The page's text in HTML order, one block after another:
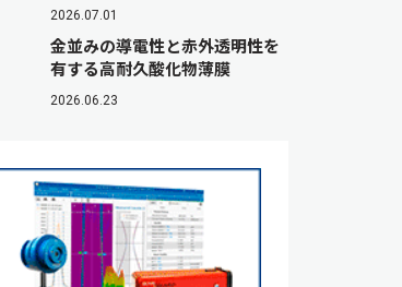
2026.07.01
金並みの導電性と赤外透明性を
有する高耐久酸化物薄膜
2026.06.23